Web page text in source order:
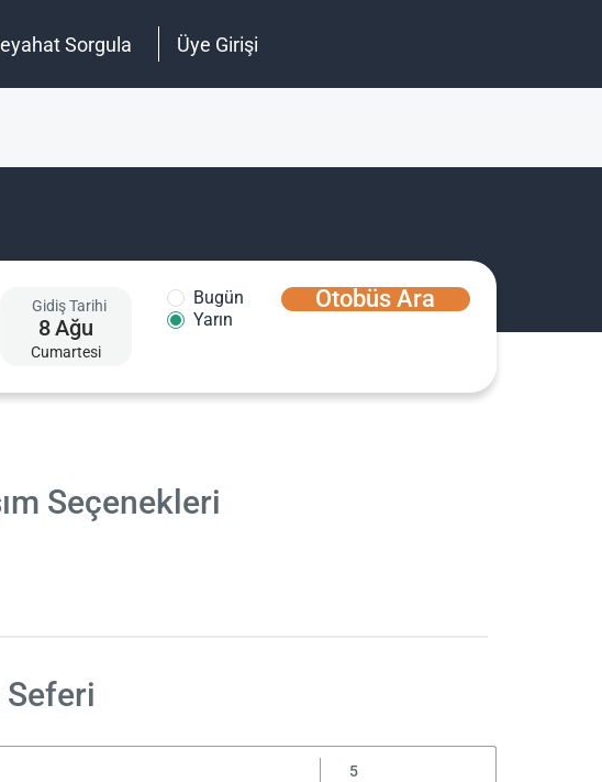
Sorgula Üye Girişi
Gidiş Tarihi
8Ağu
Cumartesi
Bugün
Yarın
Otobüs Ara
Seçenekleri
Seferi
5